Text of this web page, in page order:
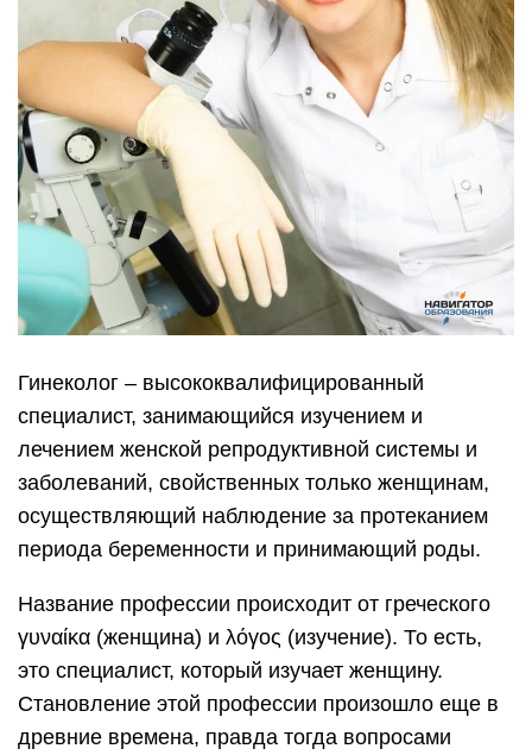
Гинеколог – высококвалифицированный
специалист, занимающийся изучением и
лечением женской репродуктивной системы и
заболеваний, свойственных только женщинам,
осуществляющий наблюдение за протеканием
периода беременности и принимающий роды.
Название профессии происходит от греческого
γυναίκα (женщина) и λόγος (изучение). То есть,
это специалист, который изучает женщину.
Становление этой профессии произошло еще в
древние времена, правда тогда вопросами